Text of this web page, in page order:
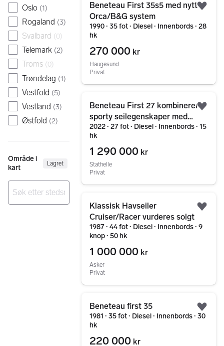
Oslo (1)
Rogaland (3)
Svalbard (0)
Telemark (2)
Troms (0)
Trøndelag (1)
Vestfold (5)
Vestland (3)
Østfold (2)
Område i
kart
Lagret
Beneteau First 35s5 med nytt
Orca/B&G system
1990 ∙ 35 fot ∙ Diesel ∙ Innenbords ∙ 28
hk
270 000 kr
Haugesund
Privat
Beneteau First 27 kombinerer
sporty seilegenskaper med
trygghet og komfort
2022 ∙ 27 fot ∙ Diesel ∙ Innenbords ∙ 15
hk
1 290 000 kr
Stathelle
Privat
Klassisk Havseiler
Cruiser/Racer vurderes solgt
1987 ∙ 44 fot ∙ Diesel ∙ Innenbords ∙ 9
knop ∙ 50 hk
1 000 000 kr
Asker
Privat
Beneteau first 35
1981 ∙ 35 fot ∙ Diesel ∙ Innenbords ∙ 30
hk
220 000 kr